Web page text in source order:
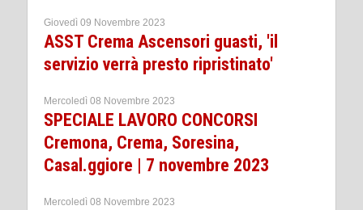
Giovedì 09 Novembre 2023
ASST Crema Ascensori guasti, 'il
servizio verrà presto ripristinato'
Mercoledì 08 Novembre 2023
SPECIALE LAVORO CONCORSI
Cremona, Crema, Soresina,
Casal.ggiore | 7 novembre 2023
Mercoledì 08 Novembre 2023